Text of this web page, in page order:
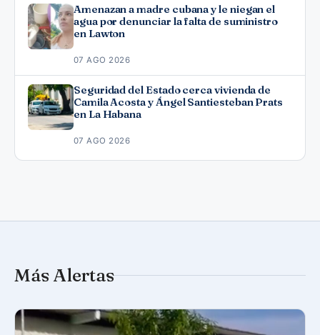
Amenazan a madre cubana y le niegan el
agua por denunciar la falta de suministro
en Lawton
07 AGO 2026
Seguridad del Estado cerca vivienda de
Camila Acosta y Ángel Santiesteban Prats
en La Habana
07 AGO 2026
Más Alertas